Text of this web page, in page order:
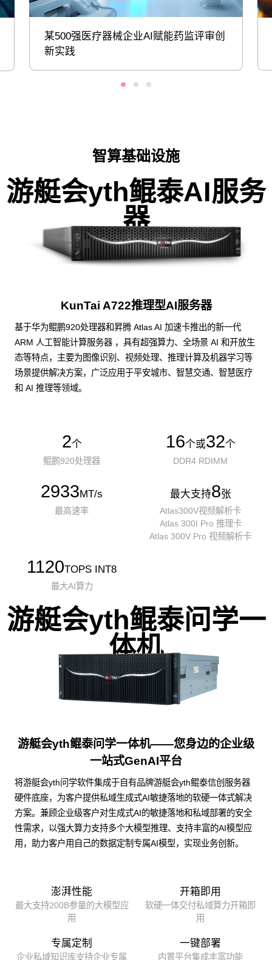
某500强医疗器械企业AI赋能药监评审创
新实践
智算基础设施
游艇会yth鲲泰AI服务
器
KunTai A722推理型AI服务器
基于华为鲲鹏920处理器和昇腾 Atlas AI 加速卡推出的新一代
ARM 人工智能计算服务器 ，具有超强算力、全场景 AI 和开放生
态等特点，主要为图像识别、视频处理、推理计算及机器学习等
场景提供解决方案，广泛应用于平安城市、智慧交通、智慧医疗
和 AI 推理等领域。
2个
鲲鹏920处理器
16个或32个
DDR4 RDIMM
2933MT/s
最高速率
最大支持8张
Atlas300V视频解析卡
Atlas 300I Pro 推理卡
Atlas 300V Pro 视频解析卡
1120TOPS INT8
最大AI算力
游艇会yth鲲泰问学一
体机
游艇会yth鲲泰问学一体机——您身边的企业级
一站式GenAI平台
将游艇会yth问学软件集成于自有品牌游艇会yth鲲泰信创服务器
硬件底座，为客户提供私域生成式AI敏捷落地的软硬一体式解决
方案。兼顾企业级客户对生成式AI的敏捷落地和私域部署的安全
性需求，以强大算力支持多个大模型推理、支持丰富的AI模型应
用，助力客户用自己的数据定制专属AI模型，实现业务创新。
澎湃性能
最大支持200B参量的大模型应
用
开箱即用
软硬一体交付私域算力开箱即
用
专属定制
企业私域知识库支持企业专属
一键部署
内置平台集成丰富功能